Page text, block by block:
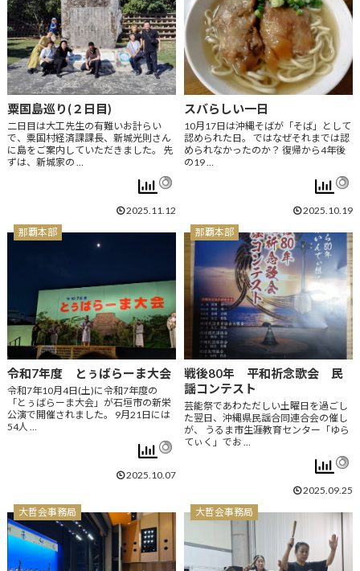
粟国島巡り(２日目)
二日目は大工先生の有難いお計らい
で、粟国村経済課課長、新城光則さん
に島をご案内していただきました。 先
ずは、新城家の …
2025.11.12
スバらしい一日
10月17日は沖縄そばが「そば」として
認められた日。 ではなぜそれまでは認
められなかったのか？ 復帰から4年後
の19 …
2025.10.19
那覇本部
令和7年度 とぅばらーま大会
令和7年10月4日(土)に令和7年度の
「とぅばらーま大会」が石垣市の新栄
公演で開催されました。 9月21日には
54人 …
2025.10.07
那覇本部
戦後80年 平和祈念歌会 民
謡コンテスト
芸能祭であわただしい土曜日を過ごし
た翌日、沖縄県民謡合同連合会の催し
が、 うるま市生涯教育センター「ゆら
てぃく」でお …
2025.09.25
大哲会事務局
大哲会事務局